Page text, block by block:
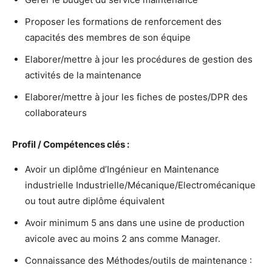
Proposer les formations de renforcement des
capacités des membres de son équipe
Elaborer/mettre à jour les procédures de gestion des
activités de la maintenance
Elaborer/mettre à jour les fiches de postes/DPR des
collaborateurs
Profil / Compétences clés :
Avoir un diplôme d’Ingénieur en Maintenance
industrielle Industrielle/Mécanique/Electromécanique
ou tout autre diplôme équivalent
Avoir minimum 5 ans dans une usine de production
avicole avec au moins 2 ans comme Manager.
Connaissance des Méthodes/outils de maintenance :